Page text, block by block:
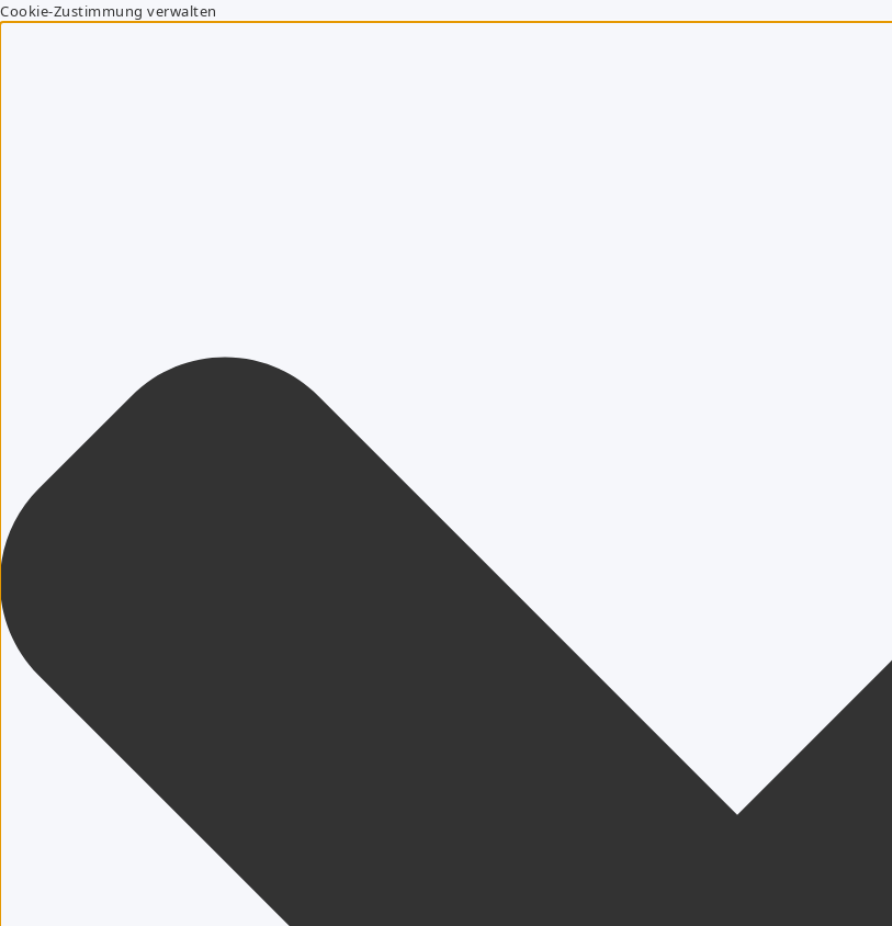
Cookie-Zustimmung verwalten